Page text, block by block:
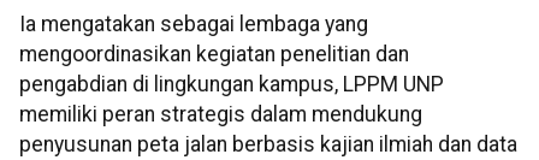
Ia mengatakan sebagai lembaga yang
mengoordinasikan kegiatan penelitian dan
pengabdian di lingkungan kampus, LPPM UNP
memiliki peran strategis dalam mendukung
penyusunan peta jalan berbasis kajian ilmiah dan data